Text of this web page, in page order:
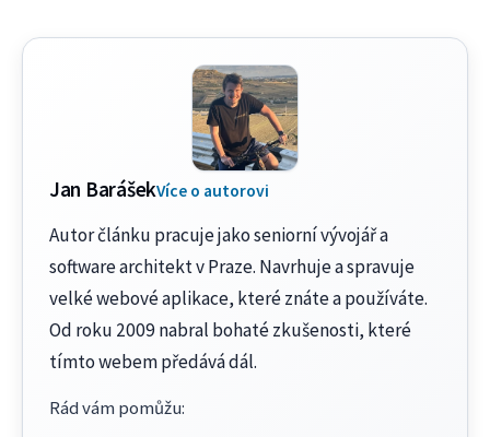
Jan BarášekVíce o autorovi
Autor článku pracuje jako seniorní vývojář a
software architekt v Praze. Navrhuje a spravuje
velké webové aplikace, které znáte a používáte.
Od roku 2009 nabral bohaté zkušenosti, které
tímto webem předává dál.
Rád vám pomůžu: